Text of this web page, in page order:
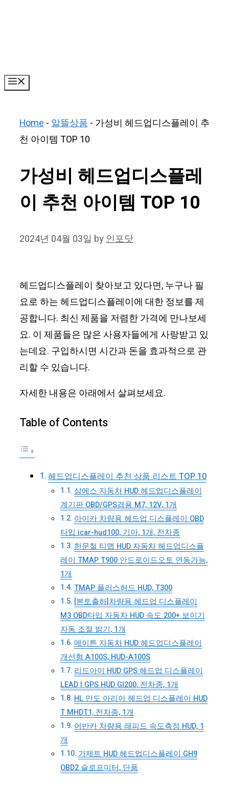
Home-알뜰상품- 가성비 헤드업디스플레이 추
천 아이템 TOP 10
가성비 헤드업디스플레
이 추천 아이템 TOP 10
2024년 04월 03일 by인포닷
헤드업디스플레이 찾아보고 있다면, 누구나 필
요로 하는 헤드업디스플레이에 대한 정보를 제
공합니다. 최신 제품을 저렴한 가격에 만나보세
요. 이 제품들은 많은 사용자들에게 사랑받고 있
는데요. 구입하시면 시간과 돈을 효과적으로 관
리할 수 있습니다.
자세한 내용은 아래에서 살펴보세요.
Table of Contents
헤드업디스플레이 추천 상품 리스트 TOP 10
삼에스 자동차 HUD 헤드업디스플레이
계기판 OBD/GPS겸용 M7, 12V, 1개
아이카 차량용 헤드업 디스플레이 OBD
타입 icar-hud100, 기아, 1개, 전차종
한문철 티맵 HUD 자동차 헤드업디스플
레이 TMAP T900 안드로이드오토 연동가능,
1개
TMAP 플러스허드 HUD, T300
[본토출하]차량용 헤드업 디스플레이
M3 OBD타입 자동차 HUD 속도 200+ 보이기
자동 조절 밝기, 1개
메이튼 자동차 HUD 헤드업디스플레이
개선형 A100S, HUD-A100S
리드아이 HUD GPS 헤드업 디스플레이
LEAD I GPS HUD GI200, 전차종, 1개
HL 만도 아리아 헤드업 디스플레이 HUD
T MHDT1, 전차종, 1개
어반카 차량용 래피드 속도측정 HUD, 1
개
가제트 HUD 헤드업디스플레이 GH9
OBD2 슬로프미터, 단품